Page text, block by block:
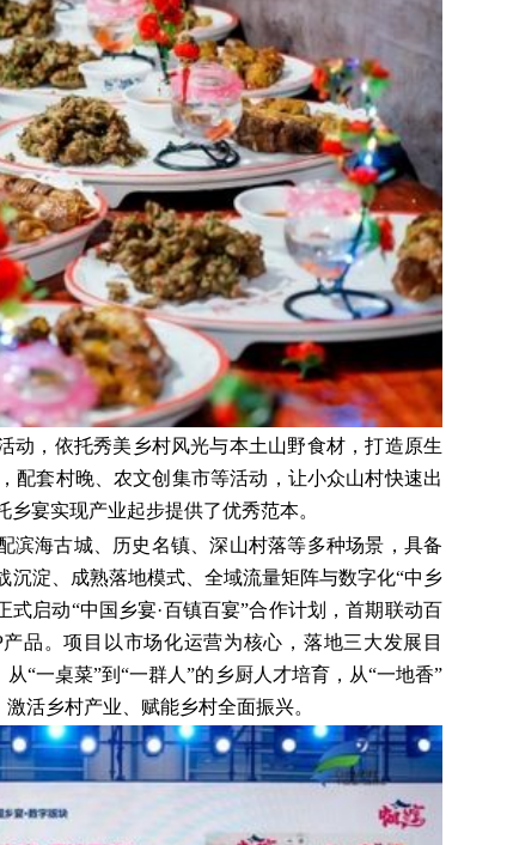
动，依托秀美乡村风光与本土山野食材，打造原生
配套村晚、农文创集市等活动，让小众山村快速出
宴实现产业起步提供了优秀范本。
滨海古城、历史名镇、深山村落等多种场景，具备
淀、成熟落地模式、全域流量矩阵与数字化“中乡
启动“中国乡宴·百镇百宴”合作计划，首期联动百
品。项目以市场化运营为核心，落地三大发展目
“一桌菜”到“一群人”的乡厨人才培育，从“一地香”
活乡村产业、赋能乡村全面振兴。